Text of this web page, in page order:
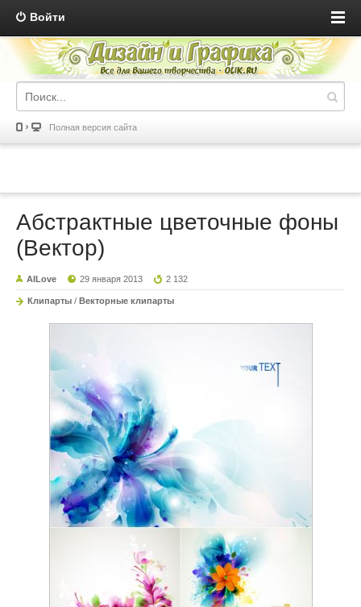
Войти
Полная версия сайта
Абстрактные цветочные фоны
(Вектор)
AILove 29 января 2013 2 132
Клипарты / Векторные клипарты